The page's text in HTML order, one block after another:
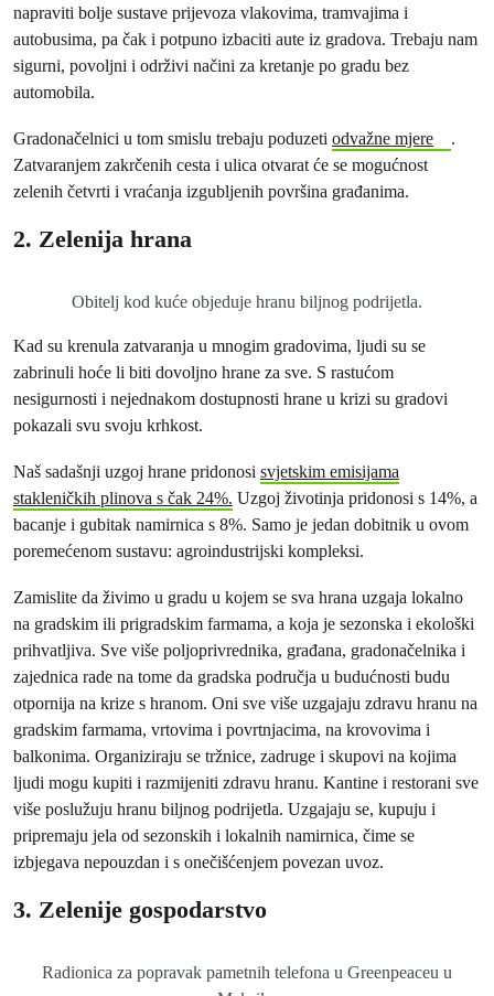
napraviti bolje sustave prijevoza vlakovima, tramvajima i
autobusima, pa čak i potpuno izbaciti aute iz gradova. Trebaju nam
sigurni, povoljni i održivi načini za kretanje po gradu bez
automobila.
Gradonačelnici u tom smislu trebaju poduzeti odvažne mjere
.
Zatvaranjem zakrčenih cesta i ulica otvarat će se mogućnost
zelenih četvrti i vraćanja izgubljenih površina građanima.
2. Zelenija hrana
Obitelj kod kuće objeduje hranu biljnog podrijetla.
Kad su krenula zatvaranja u mnogim gradovima, ljudi su se
zabrinuli hoće li biti dovoljno hrane za sve. S rastućom
nesigurnosti i nejednakom dostupnosti hrane u krizi su gradovi
pokazali svu svoju krhkost.
Naš sadašnji uzgoj hrane pridonosi svjetskim emisijama
stakleničkih plinova s čak 24%. Uzgoj životinja pridonosi s 14%, a
bacanje i gubitak namirnica s 8%. Samo je jedan dobitnik u ovom
poremećenom sustavu: agroindustrijski kompleksi.
Zamislite da živimo u gradu u kojem se sva hrana uzgaja lokalno
na gradskim ili prigradskim farmama, a koja je sezonska i ekološki
prihvatljiva. Sve više poljoprivrednika, građana, gradonačelnika i
zajednica rade na tome da gradska područja u budućnosti budu
otpornija na krize s hranom. Oni sve više uzgajaju zdravu hranu na
gradskim farmama, vrtovima i povrtnjacima, na krovovima i
balkonima. Organiziraju se tržnice, zadruge i skupovi na kojima
ljudi mogu kupiti i razmijeniti zdravu hranu. Kantine i restorani sve
više poslužuju hranu biljnog podrijetla. Uzgajaju se, kupuju i
pripremaju jela od sezonskih i lokalnih namirnica, čime se
izbjegava nepouzdan i s onečišćenjem povezan uvoz.
3. Zelenije gospodarstvo
Radionica za popravak pametnih telefona u Greenpeaceu u